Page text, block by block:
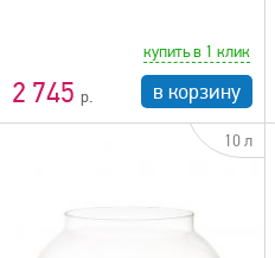
2 745
купить в 1 клик
в корзину
10 л